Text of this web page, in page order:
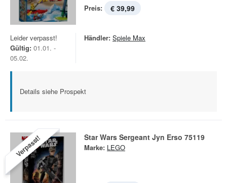
Preis: € 39,99
Leider verpasst!
Gültig: 01.01. -
05.02.
Händler: Spiele Max
Details siehe Prospekt
Verpasst! Star Wars Sergeant Jyn Erso 75119
Marke: LEGO